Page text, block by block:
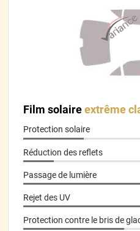
Pose difficile sur la première vitre
lorsqu’on a compris le
Il y a 459 jours
rien a redire tres bien
*****Il y a 465 jours
*****
Je recommande Article bien
nickel Très Facile a appliquer Je
Il y a 489 jours
*****Il y a 490 jours
Film solaireextrême
Protection solaire
Réduction des reflets
Passage de lumière
Rejet des UV
Protection contre le bris de